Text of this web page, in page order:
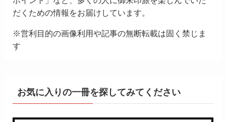
だくための情報をお届けしています。
※営利目的の画像利用や記事の無断転載は固く禁じま
す
お気に入りの一冊を探してみてください